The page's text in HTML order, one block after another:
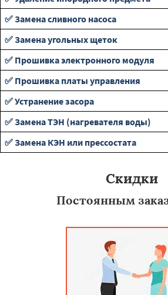
✅ Замена сливного насоса
✅ Замена угольных щеток
✅ Прошивка электронного модуля
✅ Прошивка платы управления
✅ Устранение засора
✅ Замена ТЭН (нагревателя воды)
✅ Замена КЭН или прессостата
Скидки
Постоянным